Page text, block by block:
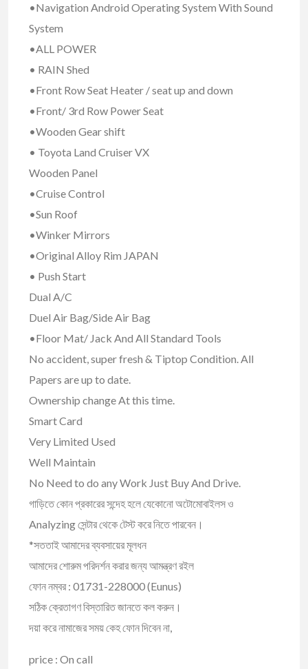
•Navigation Android Operating System With Sound
System
•ALL POWER
• RAIN Shed
•Front Row Seat Heater / seat up and down
•Front/ 3rd Row Power Seat
•Wooden Gear shift
• Toyota Land Cruiser VX
Wooden Panel
•Cruise Control
•Sun Roof
•Winker Mirrors
•Original Alloy Rim JAPAN
• Push Start
Dual A/C
Duel Air Bag/Side Air Bag
•Floor Mat/ Jack And All Standard Tools
No accident, super fresh & Tiptop Condition. All
Papers are up to date.
Ownership change At this time.
Smart Card
Very Limited Used
Well Maintain
No Need to do any Work Just Buy And Drive.
গাড়িতে কোন প্রকারের সন্দেহ হলে যেকোনাে অটোমােবাইলস ও
Analyzing সেন্টার থেকে টেস্ট করে নিতে পারবেন।
*সততাই আমাদের ব্যবসায়ের মূলধন
আমাদের শােরুম পরিদর্শন করার জন্য আমন্ত্রণ রইল
ফোন নম্বর : 01731-228000 (Eunus)
সঠিক ক্রেতাগণ বিস্তারিত জানতে কল করুন।
দয়া করে নামাজের সময় কেহ ফোন দিবেন না,
price : On call